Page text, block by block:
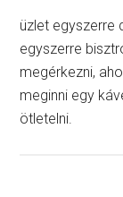
üzlet egyszerre
egyszerre
megérkezni,
meginni egy
ötletelni.